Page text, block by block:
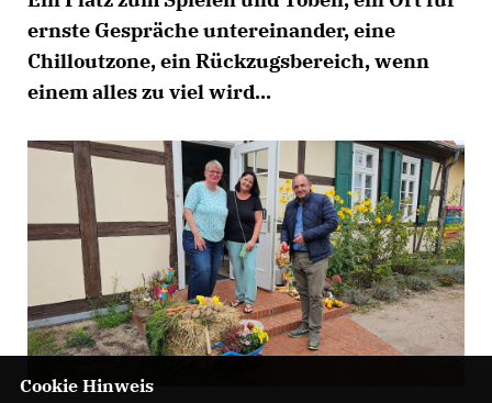
ernste Gespräche untereinander, eine
Chilloutzone, ein Rückzugsbereich, wenn
einem alles zu viel wird...
Cookie Hinweis